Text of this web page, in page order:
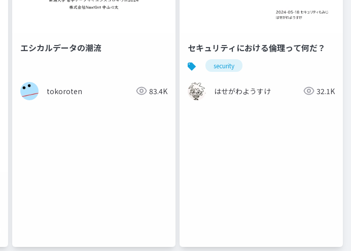
エシカルデータの潮流
tokoroten 83.4K
セキュリティにおける倫理って何だ？
security
はせがわようすけ 32.1K